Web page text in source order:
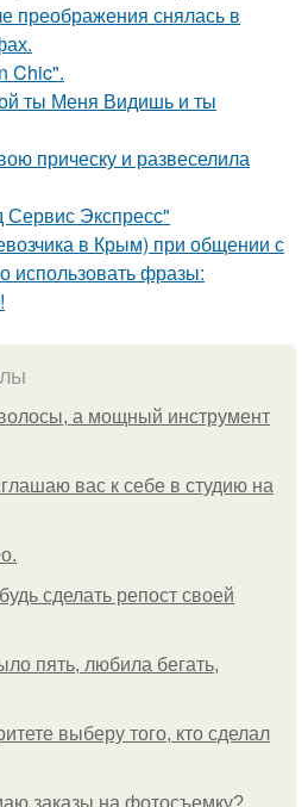
преображения снялась в
Chic".
ты Меня Видишь и ты
прическу и развеселила
Экспресс"
в Крым) при общении с
использовать фразы:
а мощный инструмент
вас к себе в студию на
сделать репост своей
пять, любила бегать,
выберу того, кто сделал
заказы на фотосъемку?